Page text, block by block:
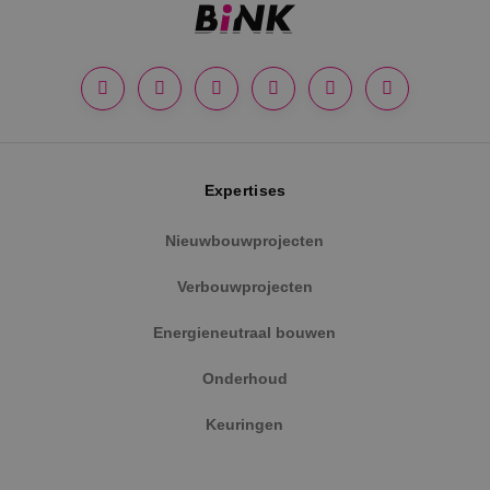
Expertises
Nieuwbouwprojecten
Verbouwprojecten
Energieneutraal bouwen
Onderhoud
Keuringen
VISITOR_PRIVACY_METADATA
YouTube